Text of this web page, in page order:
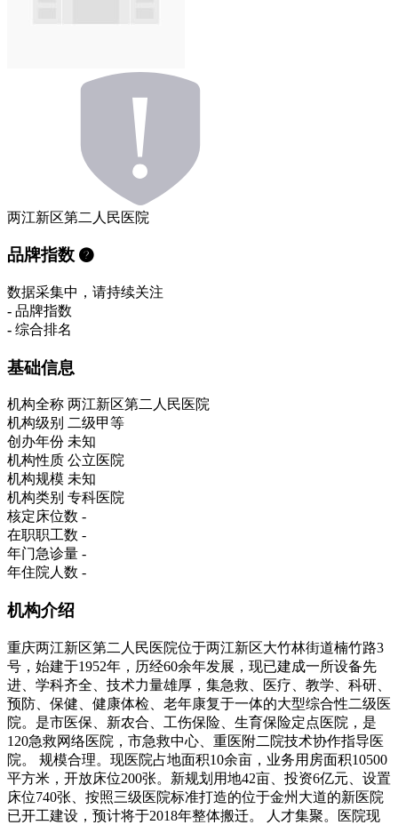
两江新区第二人民医院
品牌指数
数据采集中，请持续关注
- 品牌指数
- 综合排名
基础信息
机构全称 两江新区第二人民医院
机构级别 二级甲等
创办年份 未知
机构性质 公立医院
机构规模 未知
机构类别 专科医院
核定床位数 -
在职职工数 -
年门急诊量 -
年住院人数 -
机构介绍
重庆两江新区第二人民医院位于两江新区大竹林街道楠竹路3
号，始建于1952年，历经60余年发展，现已建成一所设备先
进、学科齐全、技术力量雄厚，集急救、医疗、教学、科研、
预防、保健、健康体检、老年康复于一体的大型综合性二级医
院。是市医保、新农合、工伤保险、生育保险定点医院，是
120急救网络医院，市急救中心、重医附二院技术协作指导医
院。 规模合理。现医院占地面积10余亩，业务用房面积10500
平方米，开放床位200张。新规划用地42亩、投资6亿元、设置
床位740张、按照三级医院标准打造的位于金州大道的新医院
已开工建设，预计将于2018年整体搬迁。 人才集聚。医院现